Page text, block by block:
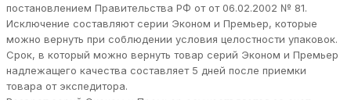
постановлением Правительства РФ от от 06.02.2002 № 81.
Исключение составляют серии Эконом и Премьер, которые
можно вернуть при соблюдении условия целостности упаковок.
Срок, в который можно вернуть товар серий Эконом и Премьер
надлежащего качества составляет 5 дней после приемки
товара от экспедитора.